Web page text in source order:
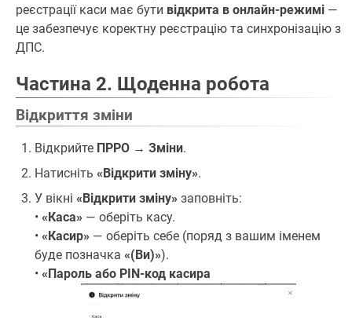
реєстрації каси має бути відкрита в онлайн-режимі —
це забезпечує коректну реєстрацію та синхронізацію з
ДПС.
Частина 2. Щоденна робота
Відкриття зміни
Відкрийте ПРРО → Зміни.
Натисніть «Відкрити зміну».
У вікні «Відкрити зміну» заповніть:
• «Каса» — оберіть касу.
• «Касир» — оберіть себе (поряд з вашим іменем
буде позначка «(Ви)»).
• «Пароль або PIN-код касира